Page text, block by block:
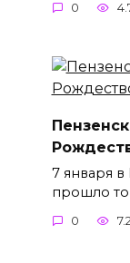
0
7 января
прошло
0